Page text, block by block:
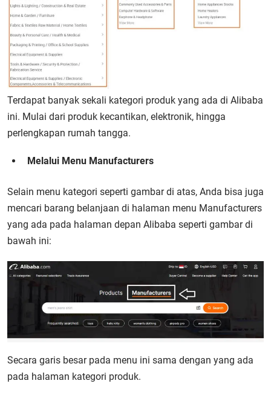
Terdapat banyak sekali kategori produk yang ada di Alibaba
ini. Mulai dari produk kecantikan, elektronik, hingga
perlengkapan rumah tangga.
Melalui Menu Manufacturers
Selain menu kategori seperti gambar di atas, Anda bisa juga
mencari barang belanjaan di halaman menu Manufacturers
yang ada pada halaman depan Alibaba seperti gambar di
bawah ini:
Secara garis besar pada menu ini sama dengan yang ada
pada halaman kategori produk.